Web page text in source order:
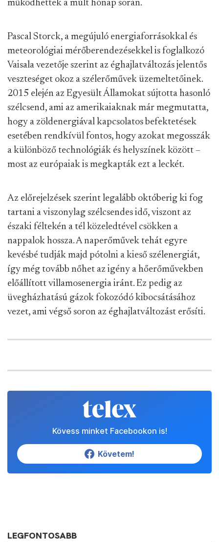
működhettek a múlt hónap során.
Pascal Storck, a megújuló energiaforrásokkal és
meteorológiai mérőberendezésekkel is foglalkozó
Vaisala vezetője szerint az éghajlatváltozás jelentős
veszteséget okoz a szélerőművek üzemeltetőinek.
2015 elején az Egyesült Államokat sújtotta hasonló
szélcsend, ami az amerikaiaknak már megmutatta,
hogy a zöldenergiával kapcsolatos befektetések
esetében rendkívül fontos, hogy azokat megosszák
a különböző technológiák és helyszínek között –
most az európaiak is megkapták ezt a leckét.
Az előrejelzések szerint legalább októberig ki fog
tartani a viszonylag szélcsendes idő, viszont az
északi féltekén a tél közeledtével csökken a
nappalok hossza. A naperőművek tehát egyre
kevésbé tudják majd pótolni a kieső szélenergiát,
így még tovább nőhet az igény a hőerőművekben
előállított villamosenergia iránt. Ez pedig az
üvegházhatású gázok fokozódó kibocsátásához
vezet, ami végső soron az éghajlatváltozást erősíti.
Kövess minket Facebookon is!
Követem!
LEGFONTOSABB